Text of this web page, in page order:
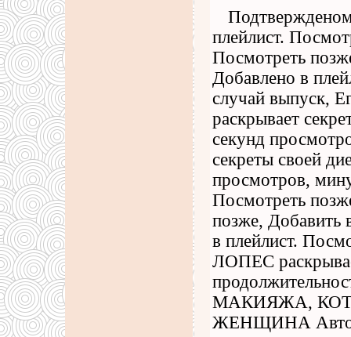
плейлист.
Посмотреть
Добавлено в
случай выпуск,
раскрывает
секунд
секреты своей
просмотров,
Посмотреть
позже, Добавить
в плейлист.
ЛОПЕС
МАКИЯЖА,
ЖЕНЩИНА